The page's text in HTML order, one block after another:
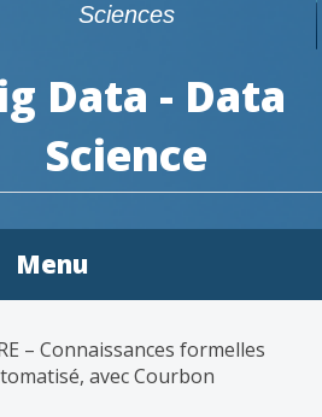
Sciences
Data - Data
Science
Menu
content
– Connaissances formelles
avec Courbon